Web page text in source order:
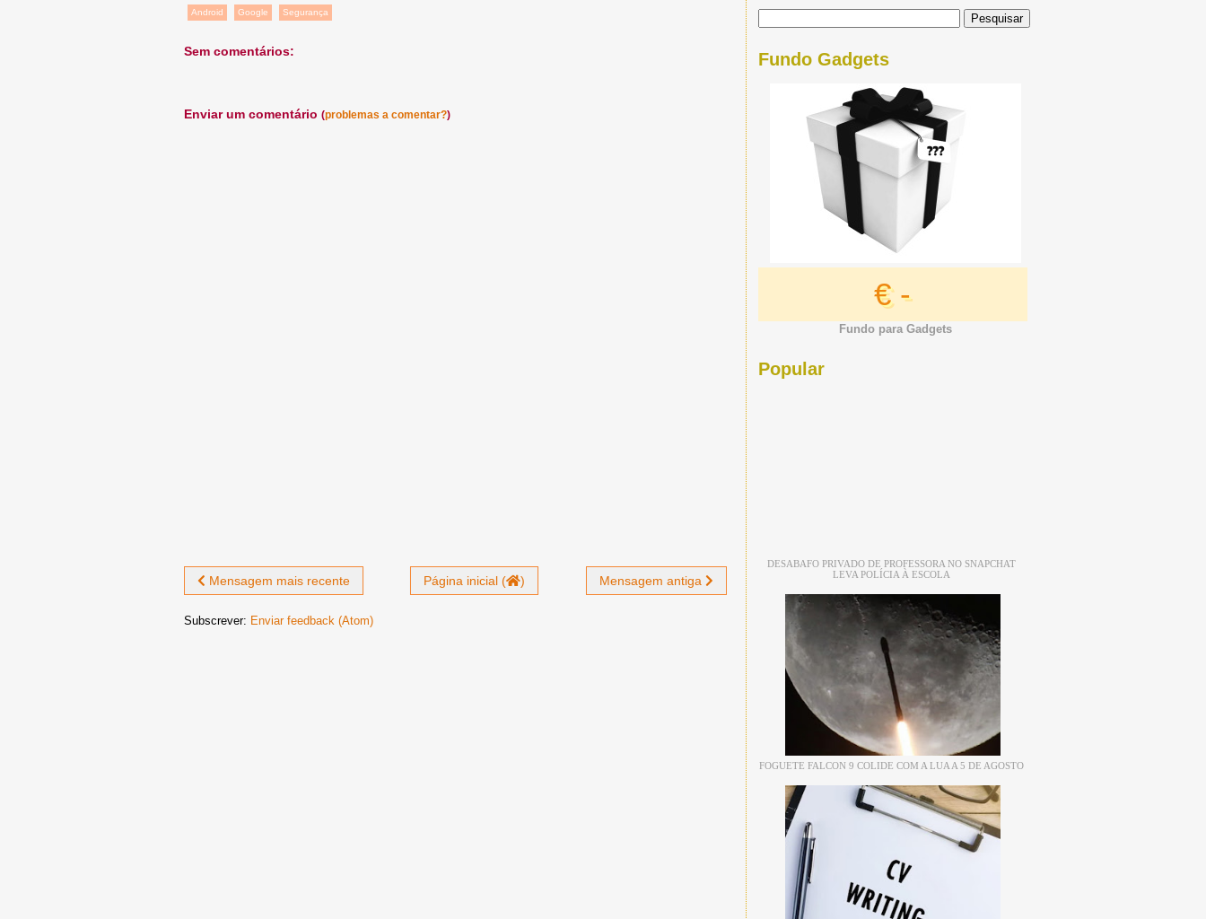
Android Google Segurança
Sem comentários:
Enviar um comentário (problemas a comentar?)
Mensagem mais recente Mensagem antiga
Página inicial ( )
Subscrever: Enviar feedback (Atom)
Fundo Gadgets
€ -
Fundo para Gadgets
Popular
DESABAFO PRIVADO DE PROFESSORA NO SNAPCHAT
LEVA POLÍCIA À ESCOLA
FOGUETE FALCON 9 COLIDE COM A LUA A 5 DE AGOSTO